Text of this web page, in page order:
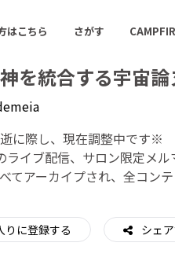
はこちら さがす
ニティ 人気のコミュニティ
サービス開発
を統合する宇宙
に際し、現在調整中です
ライブ配信、サロン限定メ
てアーカイプされ、全コン
りに登録する シェ